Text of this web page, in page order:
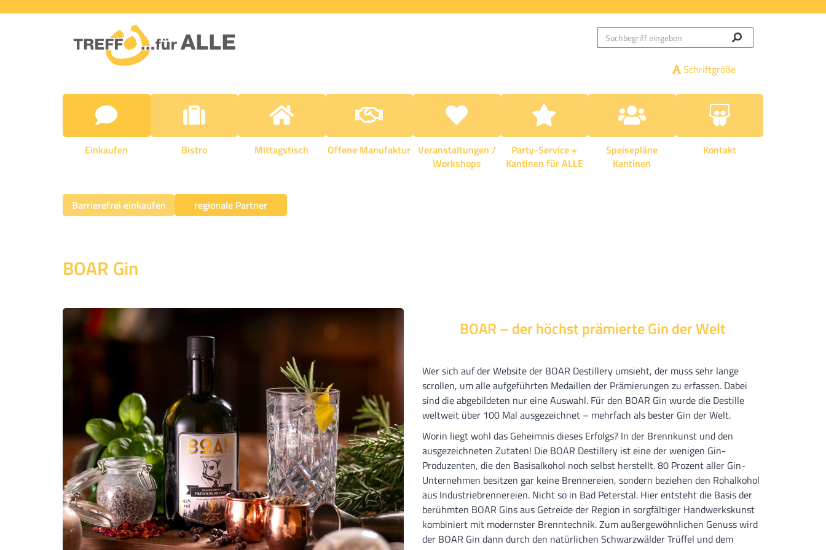
Schriftgröße
Einkaufen Bistro Mittagstisch Offene Manufaktur Veranstaltungen /
Workshops
Party-Service +
Kantinen für ALLE
Speisepläne
Kantinen
Kontakt
Barrierefrei einkaufen regionale Partner
BOAR Gin
BOAR – der höchst prämierte Gin der Welt
Wer sich auf der Website der BOAR Destillery umsieht, der muss sehr lange
scrollen, um alle aufgeführten Medaillen der Prämierungen zu erfassen. Dabei
sind die abgebildeten nur eine Auswahl. Für den BOAR Gin wurde die Destille
weltweit über 100 Mal ausgezeichnet – mehrfach als bester Gin der Welt.
Worin liegt wohl das Geheimnis dieses Erfolgs? In der Brennkunst und den
ausgezeichneten Zutaten! Die BOAR Destillery ist eine der wenigen Gin-
Produzenten, die den Basisalkohol noch selbst herstellt. 80 Prozent aller Gin-
Unternehmen besitzen gar keine Brennereien, sondern beziehen den Rohalkohol
aus Industriebrennereien. Nicht so in Bad Peterstal. Hier entsteht die Basis der
berühmten BOAR Gins aus Getreide der Region in sorgfältiger Handwerkskunst
kombiniert mit modernster Brenntechnik. Zum außergewöhnlichen Genuss wird
der BOAR Gin dann durch den natürlichen Schwarzwälder Trüffel und dem